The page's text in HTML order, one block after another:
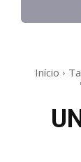
Início